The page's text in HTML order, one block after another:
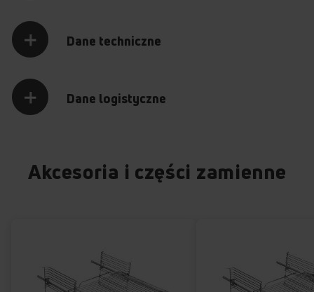
Dane techniczne
Dane logistyczne
Akcesoria i części zamienne